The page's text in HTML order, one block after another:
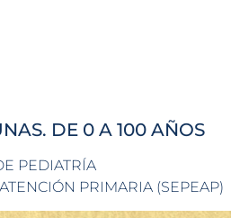
DE 0 A 100 AÑOS
PEDIATRÍA
PRIMARIA (SEPEAP)